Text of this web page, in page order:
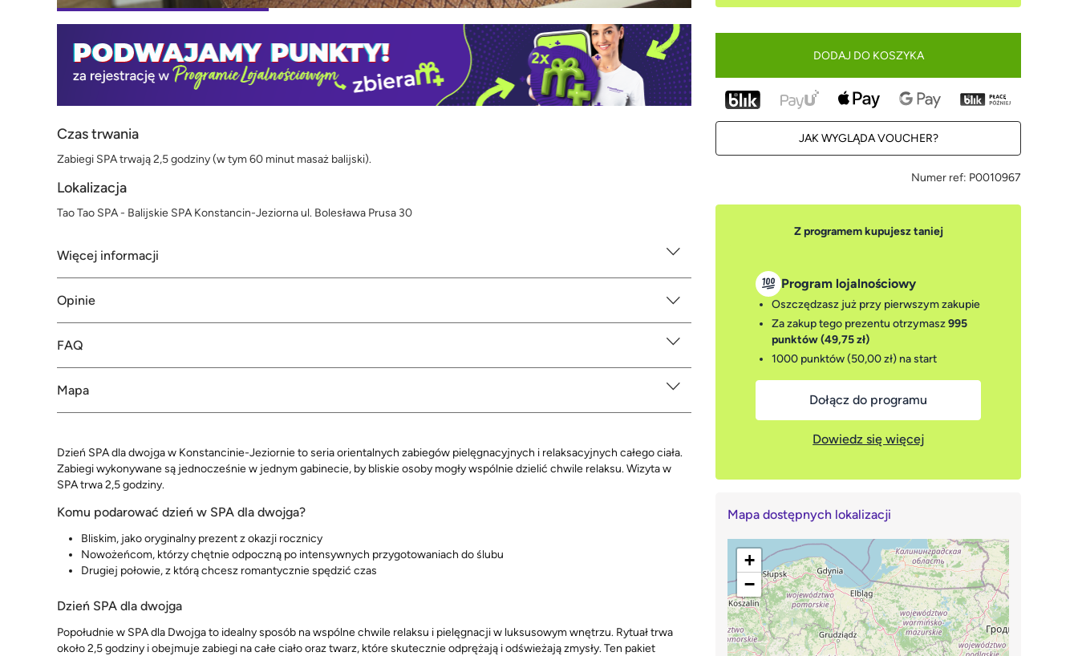
Czas trwania
Zabiegi SPA trwają 2,5 godziny (w tym 60 minut masaż balijski).
Lokalizacja
Tao Tao SPA - Balijskie SPA Konstancin-Jeziorna ul. Bolesława Prusa 30
Więcej informacji
Opinie
FAQ
Mapa
Dzień SPA dla dwojga w Konstancinie-Jeziornie to seria orientalnych zabiegów pielęgnacyjnych i relaksacyjnych całego ciała.
Zabiegi wykonywane są jednocześnie w jednym gabinecie, by bliskie osoby mogły wspólnie dzielić chwile relaksu. Wizyta w
SPA trwa 2,5 godziny.
Komu podarować dzień w SPA dla dwojga?
Bliskim, jako oryginalny prezent z okazji rocznicy
Nowożeńcom, którzy chętnie odpoczną po intensywnych przygotowaniach do ślubu
Drugiej połowie, z którą chcesz romantycznie spędzić czas
Dzień SPA dla dwojga
Popołudnie w SPA dla Dwojga to idealny sposób na wspólne chwile relaksu i pielęgnacji w luksusowym wnętrzu. Rytuał trwa
około 2,5 godziny i obejmuje zabiegi na całe ciało oraz twarz, które skutecznie odprężają i odświeżają zmysły. Ten pakiet
DODAJ DO KOSZYKA
JAK WYGLĄDA VOUCHER?
Numer ref: P0010967
Z programem kupujesz taniej
Program lojalnościowy
Oszczędzasz już przy pierwszym zakupie
Za zakup tego prezentu otrzymasz995
punktów (49,75 zł)
1000 punktów (50,00 zł) na start
Dołącz do programu
Dowiedz się więcej
Mapa dostępnych lokalizacji
+
−